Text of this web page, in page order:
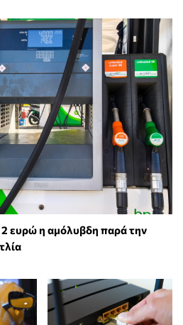
ευρώ η αμόλυβδη παρά την